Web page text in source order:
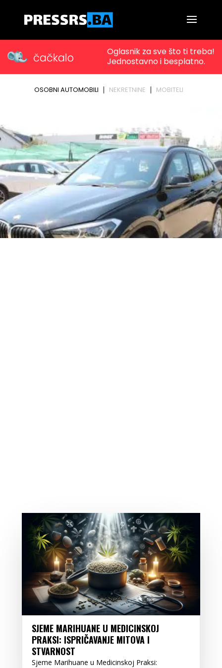
SJEME MARIHUANE U MEDICINSKOJ
PRAKSI: ISPRIČAVANJE MITOVA I
STVARNOST
Sjeme Marihuane u Medicinskoj Praksi: